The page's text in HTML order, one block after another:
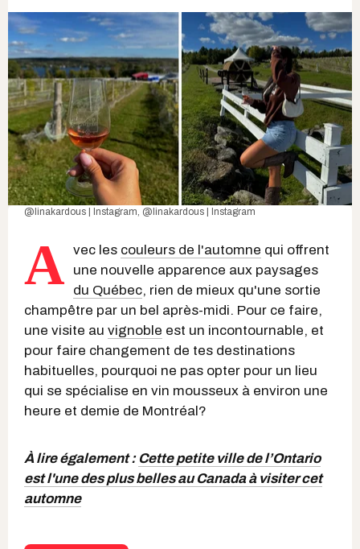
@linakardous | Instagram, @linakardous | Instagram
A vec les couleurs de l'automne qui offrent
une nouvelle apparence aux paysages
du Québec, rien de mieux qu'une sortie
champêtre par un bel après-midi. Pour ce faire,
une visite au vignoble est un incontournable, et
pour faire changement de tes destinations
habituelles, pourquoi ne pas opter pour un lieu
qui se spécialise en vin mousseux à environ une
heure et demie de Montréal?
À lire également : Cette petite ville de l’Ontario
est l'une des plus belles au Canada à visiter cet
automne